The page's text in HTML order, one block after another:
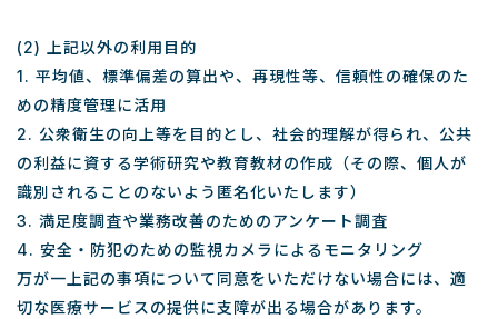
(2) 上記以外の利用目的
1. 平均値、標準偏差の算出や、再現性等、信頼性の確保のた
めの精度管理に活用
2. 公衆衛生の向上等を目的とし、社会的理解が得られ、公共
の利益に資する学術研究や教育教材の作成（その際、個人が
識別されることのないよう匿名化いたします）
3. 満足度調査や業務改善のためのアンケート調査
4. 安全・防犯のための監視カメラによるモニタリング
万が一上記の事項について同意をいただけない場合には、適
切な医療サービスの提供に支障が出る場合があります。